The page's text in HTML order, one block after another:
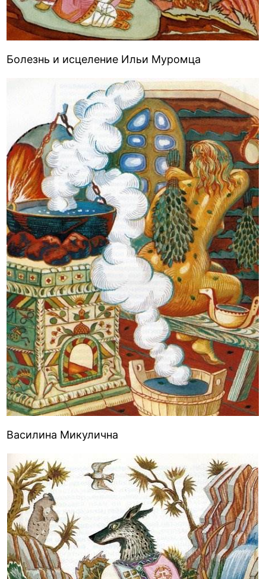
Болезнь и исцеление Ильи Муромца
Василина Микулична